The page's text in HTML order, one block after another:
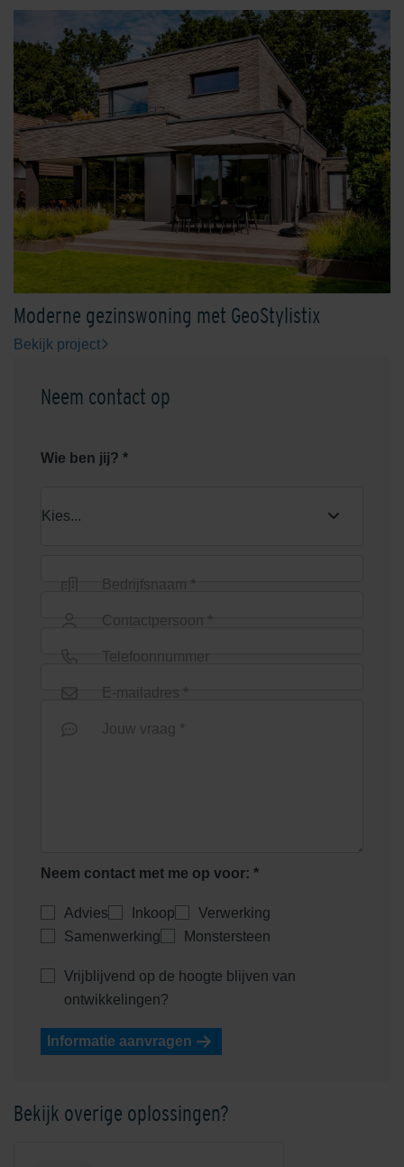
Shaded Charcoal Shaded Charcoal/Green
Shaded Coral Shaded Dark Green
Moderne gezinswoning met GeoStylistix
Bekijk project
Neem contact op
Wie ben jij? *
Bedrijfsnaam *
Contactpersoon *
Telefoonnummer
E-mailadres *
Jouw vraag *
Neem contact met me op voor: *
Advies Inkoop
Verwerking
Samenwerking
Monstersteen
Vrijblijvend op de hoogte blijven van
ontwikkelingen?
Informatie aanvragen
Bekijk overige oplossingen?